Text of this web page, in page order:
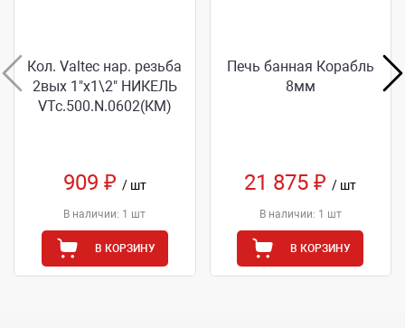
Кол. Valtec нар. резьба
2вых 1"х1\2" НИКЕЛЬ
VТс.500.N.0602(КМ)
909 ₽ / шт
В наличии: 1 шт
В КОРЗИНУ
Печь банная Корабль
8мм
21 875 ₽/ шт
В наличии: 1 шт
В КОРЗИНУ